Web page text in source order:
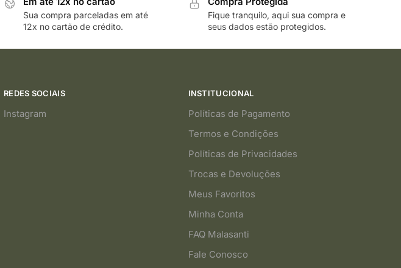
Sua compra parceladas em até
12x no cartão de crédito.
Fique tranquilo, aqui sua compra e
seus dados estão protegidos.
REDES SOCIAIS
Instagram
INSTITUCIONAL
Políticas de Pagamento
Termos e Condições
Políticas de Privacidades
Trocas e Devoluções
Meus Favoritos
Minha Conta
FAQ Malasanti
Fale Conosco